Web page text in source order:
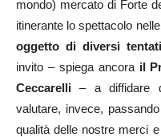
mondo) mercato di Forte
itinerante lo spettacolo
oggetto di diversi
invito – spiega ancora il
Ceccarelli – a diffidare
valutare, invece,
qualità delle nostre merci